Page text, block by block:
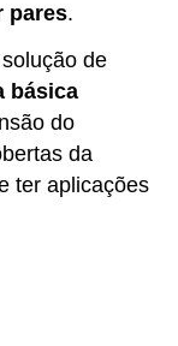
pares.
de
básica
do
da
ter aplicações